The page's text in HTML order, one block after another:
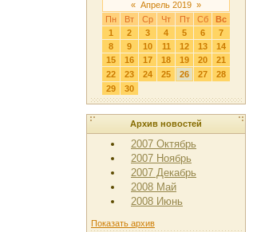
« Апрель 2019 »
Пн
Вт Ср Чт Пт Сб
Вс
1
2 3 4 5 6
7
8
9 10 11 12 13
14
15
16 17 18 19 20
21
22
23 24 25 26 27
28
29
30
Архив новостей
2007 Октябрь
2007 Ноябрь
2007 Декабрь
2008 Май
2008 Июнь
Показать архив